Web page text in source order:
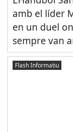
amb el líder
en un duel
sempre van
Flash Informatiu